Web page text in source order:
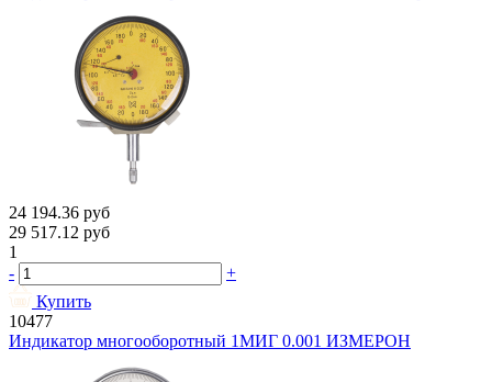
24 194.36 руб
29 517.12 руб
1
-
+
Купить
10477
Индикатор многооборотный 1МИГ 0.001 ИЗМЕРОН